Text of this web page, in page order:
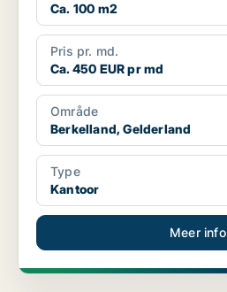
Ca. 100 m2
Pris pr. md.
Ca. 450 EUR pr md
Område
Berkelland, Gelderland
Type
Kantoor
Meer info